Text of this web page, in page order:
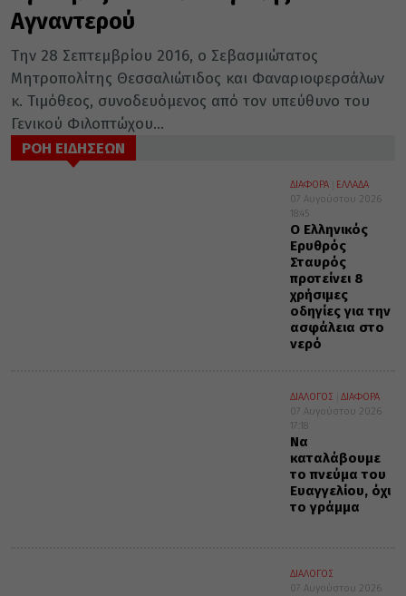
Αγναντερού
Tην 28 Σεπτεμβρίου 2016, ο Σεβασμιώτατος
Μητροπολίτης Θεσσαλιώτιδος και Φαναριοφερσάλων
κ. Τιμόθεος, συνοδευόμενος από τον υπεύθυνο του
Γενικού Φιλοπτώχου...
ΡΟΗ ΕΙΔΗΣΕΩΝ
ΔΙΑΦΟΡΑ
ΕΛΛΑΔΑ
07 Αυγούστου 2026
18:45
Ο Ελληνικός
Ερυθρός
Σταυρός
προτείνει 8
χρήσιμες
οδηγίες για την
ασφάλεια στο
νερό
ΔΙΑΛΟΓΟΣ
ΔΙΑΦΟΡΑ
07 Αυγούστου 2026
17:18
Να
καταλάβουμε
το πνεύμα του
Ευαγγελίου, όχι
το γράμμα
ΔΙΑΛΟΓΟΣ
07 Αυγούστου 2026